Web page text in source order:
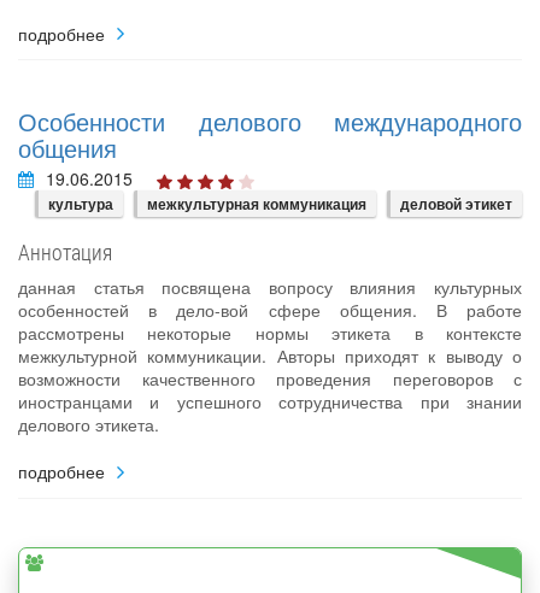
подробнее
Особенности делового международного
общения
19.06.2015
культура межкультурная коммуникация деловой этикет
Аннотация
данная статья посвящена вопросу влияния культурных
особенностей в дело-вой сфере общения. В работе
рассмотрены некоторые нормы этикета в контексте
межкультурной коммуникации. Авторы приходят к выводу о
возможности качественного проведения переговоров с
иностранцами и успешного сотрудничества при знании
делового этикета.
подробнее